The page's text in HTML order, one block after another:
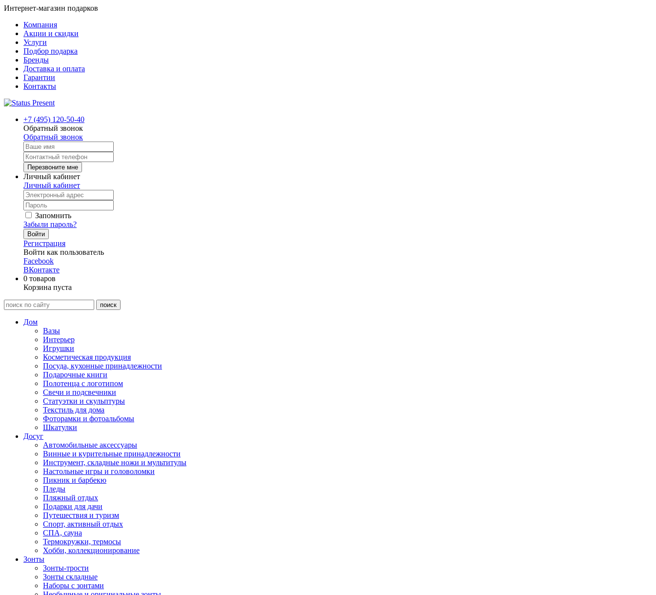
Интернет-магазин подарков
Компания
Акции и скидки
Услуги
Подбор подарка
Бренды
Доставка и оплата
Гарантии
Контакты
+7 (495) 120-50-40
Обратный звонок
Обратный звонок
Перезвоните мне
Личный кабинет
Личный кабинет
Запомнить
Забыли пароль?
Войти
Регистрация
Войти как пользователь
Facebook
ВКонтакте
0 товаров
Корзина пуста
Дом
Вазы
Интерьер
Игрушки
Косметическая продукция
Посуда, кухонные принадлежности
Подарочные книги
Полотенца с логотипом
Свечи и подсвечники
Статуэтки и скульптуры
Текстиль для дома
Фоторамки и фотоальбомы
Шкатулки
Досуг
Автомобильные аксессуары
Винные и курительные принадлежности
Инструмент, складные ножи и мультитулы
Настольные игры и головоломки
Пикник и барбекю
Пледы
Пляжный отдых
Подарки для дачи
Путешествия и туризм
Спорт, активный отдых
СПА, сауна
Термокружки, термосы
Хобби, коллекционирование
Зонты
Зонты-трости
Зонты складные
Наборы с зонтами